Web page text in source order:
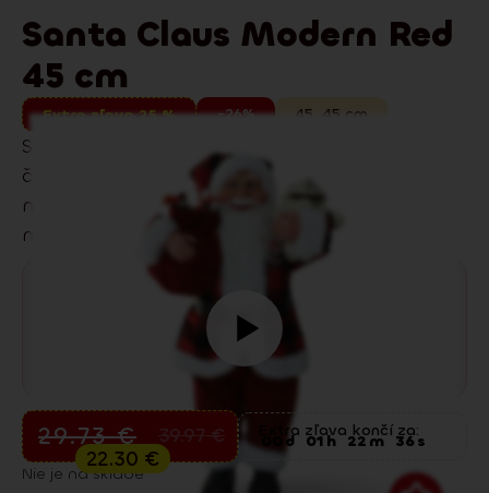
Santa Claus Modern Red
45 cm
Extra zľava 25 % -26% 45 45 cm
Santa Claus Modern Red 45 cm v klasickej
červenej dodá vášmu domovu hravú vianočnú
náladu. Detailné spracovanie a príjemné
materiály z neho robia obľúbenú dekoráciu.
22.30 €
29.73€ Extra zľava končí za:
d 01h 22m 35s
Nie je na sklade